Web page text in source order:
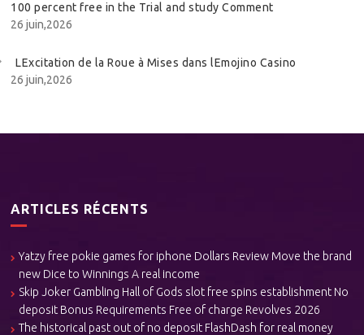
100 percent free in the Trial and study Comment
26 juin,2026
LExcitation de la Roue à Mises dans lEmojino Casino
26 juin,2026
ARTICLES RÉCENTS
Yatzy free pokie games for iphone Dollars Review Move the brand
new Dice to Winnings A real income
Skip Joker Gambling Hall of Gods slot free spins establishment No
deposit Bonus Requirements Free of charge Revolves 2026
The historical past out of no deposit FlashDash for real money